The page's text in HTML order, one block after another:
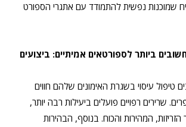
נפשית להתמודד עם אתגרי הספורט
ביותר לספורטאים אמיתיים: ביצועים
טיפול עיסוי בשגרת האימונים שלהם חווים
שרירים רפויים פועלים ביעילות רבה יותר,
המהירות והכוח. בנוסף, הבהירות